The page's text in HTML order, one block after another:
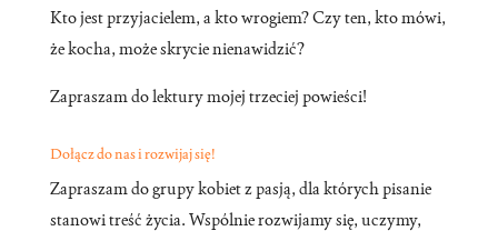
Kto jest przyjacielem, a kto wrogiem? Czy ten, kto mówi,
że kocha, może skrycie nienawidzić?
Zapraszam do lektury mojej trzeciej powieści!
Dołącz do nas i rozwijaj się!
Zapraszam do grupy kobiet z pasją, dla których pisanie
stanowi treść życia. Wspólnie rozwijamy się, uczymy,